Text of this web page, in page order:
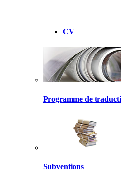
CV
Programme de
Subventions